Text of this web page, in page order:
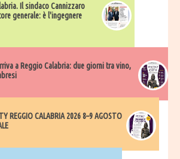
Il sindaco Cannizzaro
generale: è l'ingegnere
a Reggio Calabria: due giorni tra vino,
REGGIO CALABRIA 2026 8–9 AGOSTO